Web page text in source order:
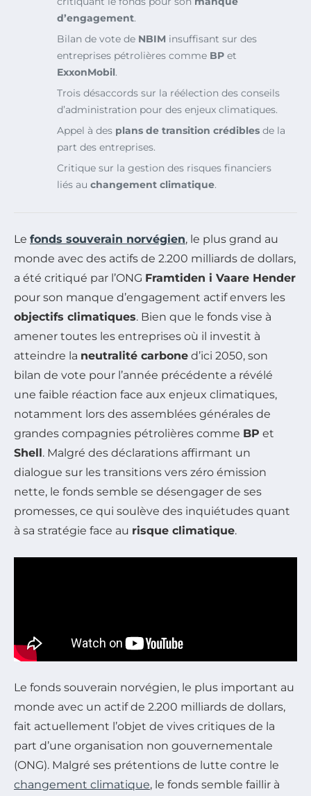
d’engagement.
Bilan de vote de NBIM insuffisant sur des
entreprises pétrolières comme BP et
ExxonMobil.
Trois désaccords sur la réélection des conseils
d’administration pour des enjeux climatiques.
Appel à des plans de transition crédibles de la
part des entreprises.
Critique sur la gestion des risques financiers
liés au changement climatique.
Le fonds souverain norvégien, le plus grand au
monde avec des actifs de 2.200 milliards de dollars,
a été critiqué par l’ONG Framtiden i Vaare Hender
pour son manque d’engagement actif envers les
objectifs climatiques. Bien que le fonds vise à
amener toutes les entreprises où il investit à
atteindre la neutralité carbone d’ici 2050, son
bilan de vote pour l’année précédente a révélé
une faible réaction face aux enjeux climatiques,
notamment lors des assemblées générales de
grandes compagnies pétrolières comme BP et
Shell. Malgré des déclarations affirmant un
dialogue sur les transitions vers zéro émission
nette, le fonds semble se désengager de ses
promesses, ce qui soulève des inquiétudes quant
à sa stratégie face au risque climatique.
Le fonds souverain norvégien, le plus important au
monde avec un actif de 2.200 milliards de dollars,
fait actuellement l’objet de vives critiques de la
part d’une organisation non gouvernementale
(ONG). Malgré ses prétentions de lutte contre le
changement climatique, le fonds semble faillir à